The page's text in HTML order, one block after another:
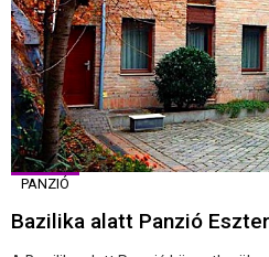
PANZIÓ
Bazilika alatt Panzió